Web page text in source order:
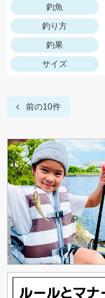
釣魚
釣り方
釣果
サイズ
前の10件